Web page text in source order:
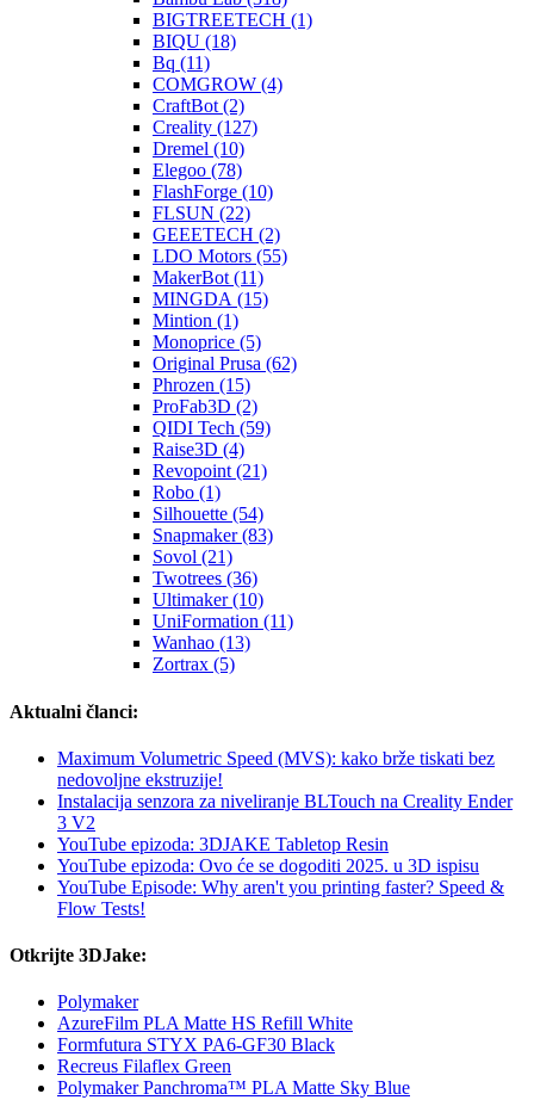
BIGTREETECH (1)
BIQU (18)
Bq (11)
COMGROW (4)
CraftBot (2)
Creality (127)
Dremel (10)
Elegoo (78)
FlashForge (10)
FLSUN (22)
GEEETECH (2)
LDO Motors (55)
MakerBot (11)
MINGDA (15)
Mintion (1)
Monoprice (5)
Original Prusa (62)
Phrozen (15)
ProFab3D (2)
QIDI Tech (59)
Raise3D (4)
Revopoint (21)
Robo (1)
Silhouette (54)
Snapmaker (83)
Sovol (21)
Twotrees (36)
Ultimaker (10)
UniFormation (11)
Wanhao (13)
Zortrax (5)
Aktualni članci:
Maximum Volumetric Speed (MVS): kako brže tiskati bez
nedovoljne ekstruzije!
Instalacija senzora za niveliranje BLTouch na Creality Ender
3 V2
YouTube epizoda: 3DJAKE Tabletop Resin
YouTube epizoda: Ovo će se dogoditi 2025. u 3D ispisu
YouTube Episode: Why aren't you printing faster? Speed &
Flow Tests!
Otkrijte 3DJake:
Polymaker
AzureFilm PLA Matte HS Refill White
Formfutura STYX PA6-GF30 Black
Recreus Filaflex Green
Polymaker Panchroma™ PLA Matte Sky Blue